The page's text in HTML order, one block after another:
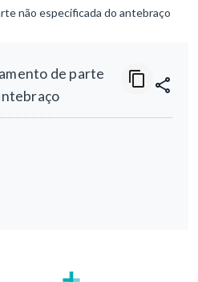
não especificada do antebraço
de parte